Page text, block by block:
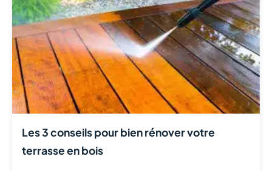
Les 3 conseils pour bien rénover votre
terrasse en bois